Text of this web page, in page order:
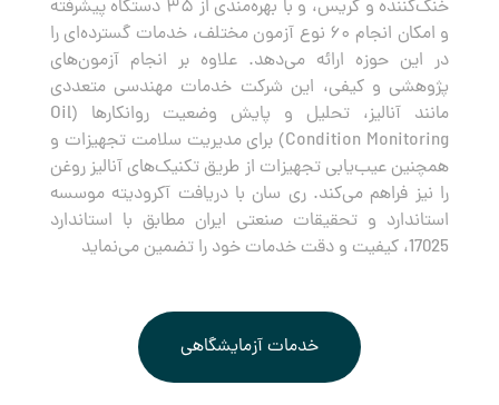
خنک‌کننده و گریس، و با بهره‌مندی از ۳۵ دستگاه پیشرفته
و امکان انجام ۶۰ نوع آزمون مختلف، خدمات گسترده‌ای را
در این حوزه ارائه می‌دهد. علاوه بر انجام آزمون‌های
پژوهشی و کیفی، این شرکت خدمات مهندسی متعددی
مانند آنالیز، تحلیل و پایش وضعیت روانکارها (Oil
Condition Monitoring) برای مدیریت سلامت تجهیزات و
همچنین عیب‌یابی تجهیزات از طریق تکنیک‌های آنالیز روغن
را نیز فراهم می‌کند. ری سان با دریافت آکرودیته موسسه
استاندارد و تحقیقات صنعتی ایران مطابق با استاندارد
17025، کیفیت و دقت خدمات خود را تضمین می‌نماید
خدمات آزمایشگاهی